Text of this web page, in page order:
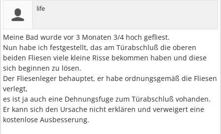
life
Meine Bad wurde vor 3 Monaten 3/4 hoch gefliest.
Nun habe ich festgestellt, das am Türabschluß die oberen
beiden Fliesen viele kleine Risse bekommen haben und diese
sich beginnen zu lösen.
Der Fliesenleger behauptet, er habe ordnungsgemäß die Fliesen
verlegt,
es ist ja auch eine Dehnungsfuge zum Türabschluß vohanden.
Er kann sich den Ursache nicht erklären und verweigert eine
kostenlose Ausbesserung.